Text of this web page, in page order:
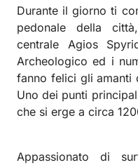
Durante il giorno ti
pedonale della
centrale Agios
Archeologico ed i
fanno felici gli amanti
Uno dei punti
che si erge a circa
Appassionato di